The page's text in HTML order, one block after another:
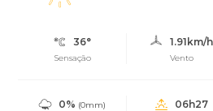
36°
Sensação
1.91km/h
Vento
0% (0mm)
06h27